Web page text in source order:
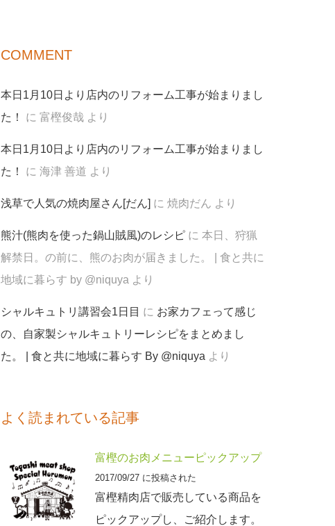
COMMENT
本日1月10日より店内のリフォーム工事が始まりまし
た！
に 富樫俊哉 より
本日1月10日より店内のリフォーム工事が始まりまし
た！
に 海津 善道 より
浅草で人気の焼肉屋さん[だん] に 焼肉だん より
熊汁(熊肉を使った鍋山賊風)のレシピ に 本日、狩猟
解禁日。の前に、熊のお肉が届きました。 | 食と共に
地域に暮らす by @niquya より
シャルキュトリ講習会1日目 に お家カフェって感じ
の、自家製シャルキュトリーレシピをまとめまし
た。 | 食と共に地域に暮らす By @niquya より
よく読まれている記事
富樫のお肉メニューピックアップ
2017/09/27 に投稿された
富樫精肉店で販売している商品を
ピックアップし、ご紹介します。